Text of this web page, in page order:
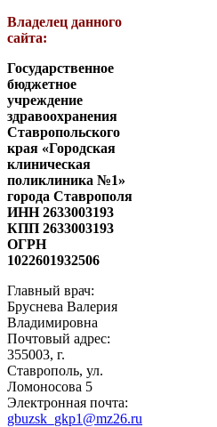
Владелец данного
сайта:
Государственное
бюджетное
учреждение
здравоохранения
Ставропольского
края «Городская
клиническая
поликлиника №1»
города Ставрополя
ИНН 2633003193
КПП 2633003193
ОГРН
1022601932506
Главный врач:
Бруснева Валерия
Владимировна
Почтовый адрес:
355003, г.
Ставрополь, ул.
Ломоносова 5
Электронная почта:
gbuzsk_gkp1@mz26.ru